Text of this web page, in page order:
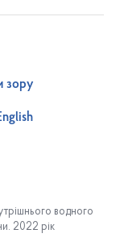
водного
2022 рік
зору